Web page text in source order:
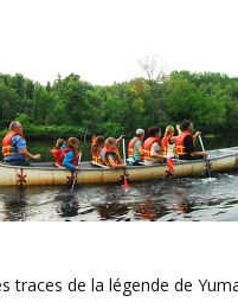
traces de la légende de